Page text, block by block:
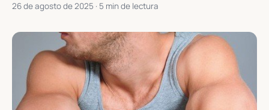
26 de agosto de 2025 · 5 min de lectura